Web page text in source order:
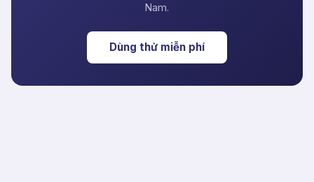
Nam.
Dùng thử miễn phí